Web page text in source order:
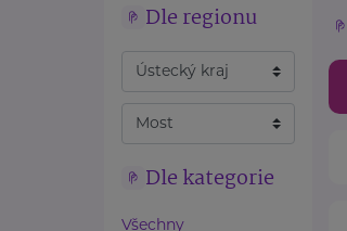
Dle regionu
Dle kategorie
Všechny